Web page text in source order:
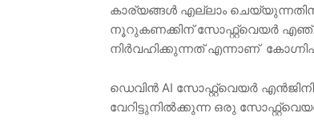
കാര്യങ്ങൾ എല്ലാം
നൂറുകണക്കിന് സോഫ്റ്റ്‌വെയർ
നിർവഹിക്കുന്നത് എന്നാണ്
ഡെവിൻ AI സോഫ്റ്റ്‌വെയർ
വേറിട്ടുനിൽക്കുന്ന ഒരു